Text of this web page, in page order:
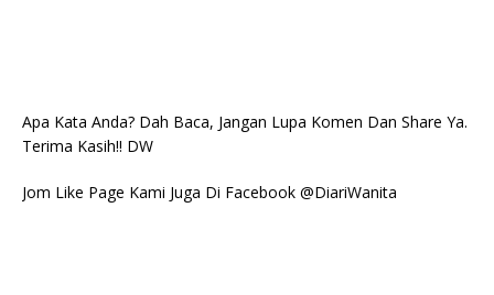
Apa Kata Anda? Dah Baca, Jangan Lupa Komen Dan Share Ya.
Terima Kasih!! DW
Jom Like Page Kami Juga Di Facebook @DiariWanita